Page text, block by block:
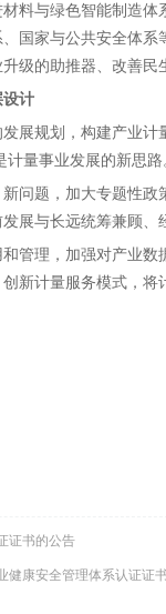
料与绿色智能制造
国家与公共安全体
级的助推器、改善
设计
展规划，构建产业
量事业发展的新思路
问题，加大专题性
展与长远统筹兼顾、
管理，加强对产业
新计量服务模式，
证书的公告
健康安全管理体系认证证